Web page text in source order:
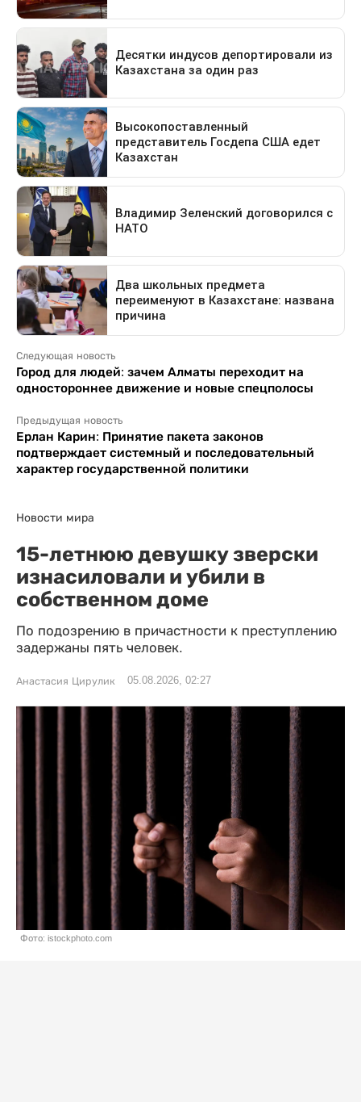
Следующая новость
Город для людей: зачем Алматы переходит на
одностороннее движение и новые спецполосы
Предыдущая новость
Ерлан Карин: Принятие пакета законов
подтверждает системный и последовательный
характер государственной политики
Новости мира
15-летнюю девушку зверски
изнасиловали и убили в
собственном доме
По подозрению в причастности к преступлению
задержаны пять человек.
Анастасия Цирулик 05.08.2026, 02:27
Фото: istockphoto.com